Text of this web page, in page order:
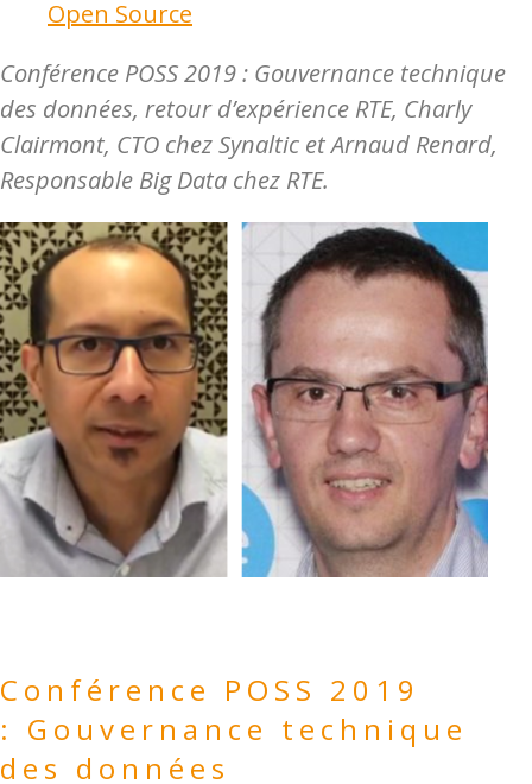
Open Source
Conférence POSS 2019 : Gouvernance technique
des données, retour d’expérience RTE, Charly
Clairmont, CTO chez Synaltic et Arnaud Renard,
Responsable Big Data chez RTE.
Conférence POSS 2019
: Gouvernance technique
des données